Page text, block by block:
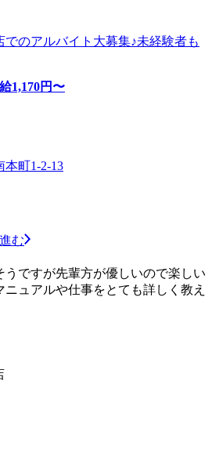
でのアルバイト大募集♪未経験者も
1,170円〜
町1-2-13
む
ですが先輩方が優しいので楽しい
ュアルや仕事をとても詳しく教え